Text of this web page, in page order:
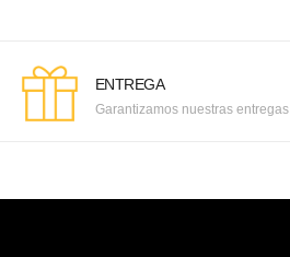
ENTREGA
Garantizamos nuestras entregas